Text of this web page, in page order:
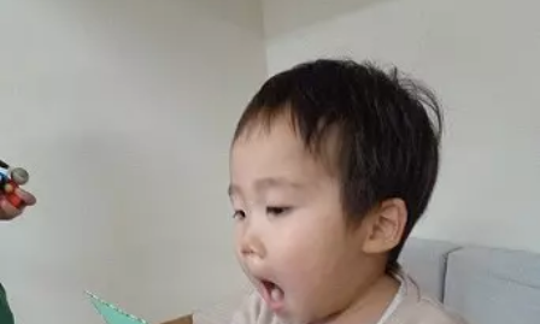
都道府県
から探す
東京都
東京都 全域